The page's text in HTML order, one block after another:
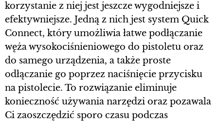
korzystanie z niej jest jeszcze wygodniejsze i
efektywniejsze. Jedną z nich jest system Quick
Connect, który umożliwia łatwe podłączanie
węża wysokociśnieniowego do pistoletu oraz
do samego urządzenia, a także proste
odłączanie go poprzez naciśnięcie przycisku
na pistolecie. To rozwiązanie eliminuje
konieczność używania narzędzi oraz pozawala
Ci zaoszczędzić sporo czasu podczas